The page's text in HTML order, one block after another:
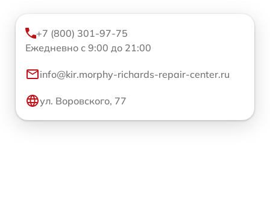
+7 (800) 301-97-75
Ежедневно с 9:00 до 21:00
info@kir.morphy-richards-repair-center.ru
ул. Воровского, 77